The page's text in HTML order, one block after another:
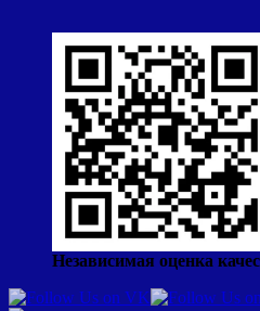
Независимая оценка